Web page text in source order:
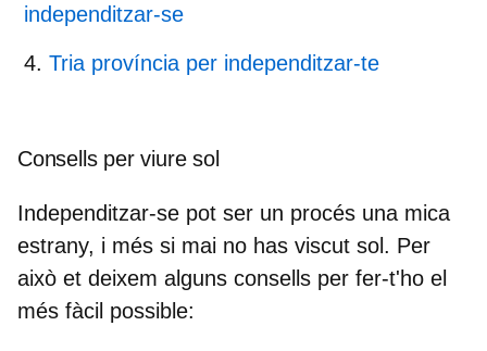
independitzar-se
Tria província per independitzar-te
Consells per viure sol
Independitzar-se pot ser un procés una mica
estrany, i més si mai no has viscut sol. Per
això et deixem alguns consells per fer-t'ho el
més fàcil possible: